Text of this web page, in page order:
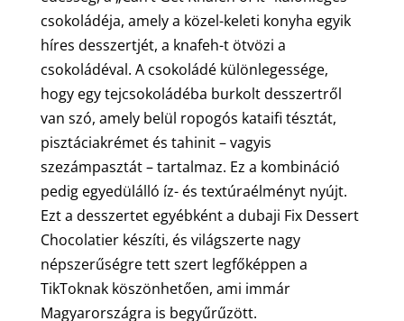
csokoládéja, amely a közel-keleti konyha egyik
híres desszertjét, a knafeh-t ötvözi a
csokoládéval. A csokoládé különlegessége,
hogy egy tejcsokoládéba burkolt desszertről
van szó, amely belül ropogós kataifi tésztát,
pisztáciakrémet és tahinit – vagyis
szezámpasztát – tartalmaz. Ez a kombináció
pedig egyedülálló íz- és textúraélményt nyújt.
Ezt a desszertet egyébként a dubaji Fix Dessert
Chocolatier készíti, és világszerte nagy
népszerűségre tett szert legfőképpen a
TikToknak köszönhetően, ami immár
Magyarországra is begyűrűzött.